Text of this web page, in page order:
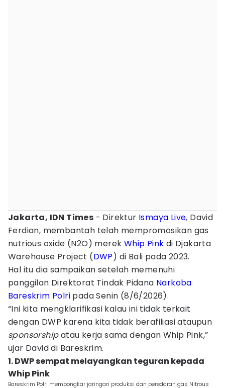
Jakarta, IDN Times - Direktur Ismaya Live, David
Ferdian, membantah telah mempromosikan gas
nutrious oxide (N2O) merek Whip Pink di Djakarta
Warehouse Project (DWP) di Bali pada 2023.
Hal itu dia sampaikan setelah memenuhi
panggilan Direktorat Tindak Pidana Narkoba
Bareskrim Polri pada Senin (8/6/2026).
“Ini kita mengklarifikasi kalau ini tidak terkait
dengan DWP karena kita tidak berafiliasi ataupun
sponsorshipatau kerja sama dengan Whip Pink,”
ujar David di Bareskrim.
1. DWP sempat melayangkan teguran kepada
Whip Pink
Bareskrim Polri membongkar jaringan produksi dan peredaran gas Nitrous